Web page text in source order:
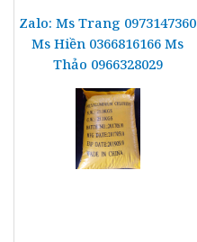
Zalo: Ms Trang 0973147360
Ms Hiền 0366816166 Ms
Thảo 0966328029